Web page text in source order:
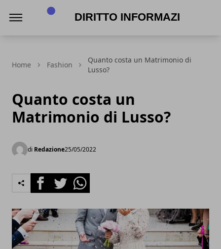
Home Fashion
Quanto costa un Matrimonio di
Lusso?
Quanto costa un
Matrimonio di Lusso?
di Redazione25/05/2022
FacebookTwitterWhatsapp